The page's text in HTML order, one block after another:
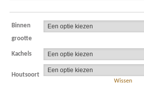
Binnen
grootte
Kachels
Houtsoort
Wissen